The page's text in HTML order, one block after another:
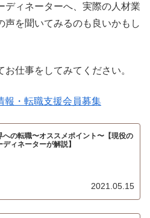
ディネーターへ、実際の人材業
声を聞いてみるのも良いかもし
仕事をしてみてください。
報・転職支援会員募集
への転職〜オススメポイント〜【現役の
ディネーターが解説】
2021.05.15